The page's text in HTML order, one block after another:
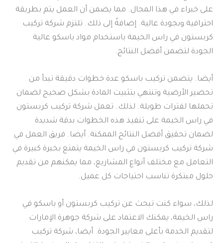
على خبراء في هذا المجال. مما يضمن أن العمل يتم بطريقة
احترافية وبجودة عالية. إضافةً إلى ذلك. تلتزم شركة تركيب
كربستون في راس الخيمة باستخدام مواد باسكو عالية
الجودة لتضمن أفضل النتائج.
أيضا. يتضمن تركيب باسكو عدة خطوات دقيقة تبدأ من
تحضير الأرضية وتنتهي بتثبيت المادة بشكل صحيح لضمان
تحملها لفترات طويلة. لذلك. تعمل شركة تركيب كربستون
في راس الخيمة على تنفيذ هذه الخطوات بدقة شديدة
لضمان تحقيق أفضل النتائج الممكنة. أيضا. فريق العمل في
شركة تركيب كربستون في راس الخيمة يتمتع بخبرة كبيرة في
التعامل مع مختلف أنواع المشاريع، مما يمكنهم من تقديم
حلول مبتكرة تناسب احتياجات كل عميل.
لذلك، سواء كنت تبحث عن تركيب كربستون أو باسكو في
راس الخيمة، يمكنك الاعتماد على شركة جوهرة الإمارات
لتقديم الخدمة بأعلى معايير الجودة. أيضا، شركة تركيب